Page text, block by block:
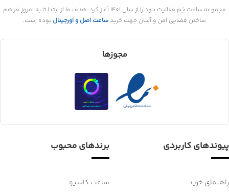
مجموعه ساعت جَم فعالیت خود را از سال 1401 آغاز کرد. هدف ما از ابتدا تا به امروز فراهم
ساختن فضایی امن و آسان جهت خرید ساعت اصل و اورجینال بوده است.
مجوزها
پیوندهای کاربردی
راهنمای خرید
برندهای محبوب
ساعت کاسیو